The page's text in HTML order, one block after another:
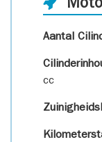
Aantal
cc